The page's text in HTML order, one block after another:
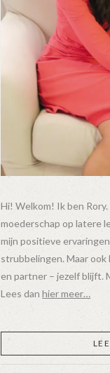
Hi! Welkom! Ik ben
moederschap op latere
mijn positieve
strubbelingen. Maar ook
en partner – jezelf blijft.
Lees danhier meer…